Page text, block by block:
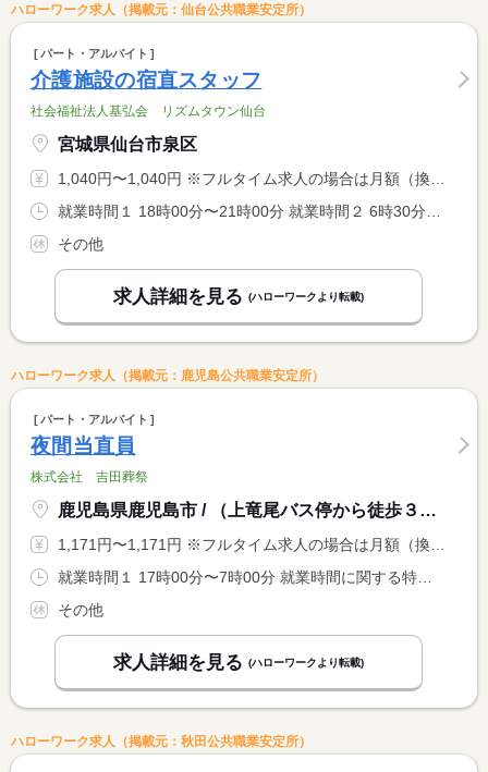
ハローワーク求人（掲載元：仙台公共職業安定所）
パート・アルバイト
介護施設の宿直スタッフ
社会福祉法人基弘会 リズムタウン仙台
宮城県仙台市泉区
1,040円〜1,040円 ※フルタイム求人の場合は月額（換算額）、パート求人の場合は時間額を表示しています。
その他
求人詳細を見る (ハローワークより転載)
ハローワーク求人（掲載元：鹿児島公共職業安定所）
パート・アルバイト
夜間当直員
株式会社 吉田葬祭
鹿児島県鹿児島市 / （上竜尾バス停から徒歩３分）
1,171円〜1,171円 ※フルタイム求人の場合は月額（換算額）、パート求人の場合は時間額を表示しています。
その他
求人詳細を見る (ハローワークより転載)
ハローワーク求人（掲載元：秋田公共職業安定所）